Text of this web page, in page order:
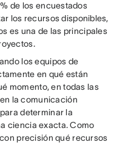
% de los encuestados
los recursos disponibles,
es una de las principales
los equipos de
en qué están
momento, en todas las
la comunicación
determinar la
ciencia exacta. Como
precisión qué recursos